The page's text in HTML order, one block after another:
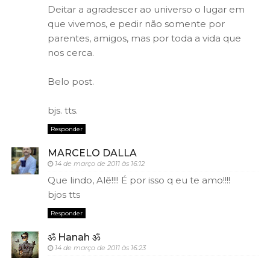
Deitar a agradescer ao universo o lugar em
que vivemos, e pedir não somente por
parentes, amigos, mas por toda a vida que
nos cerca.
Belo post.
bjs. tts.
Responder
MARCELO DALLA
14 de março de 2011 às 16:12
Que lindo, Alê!!!! É por isso q eu te amo!!!!
bjos tts
Responder
ॐ Hanah ॐ
14 de março de 2011 às 16:23